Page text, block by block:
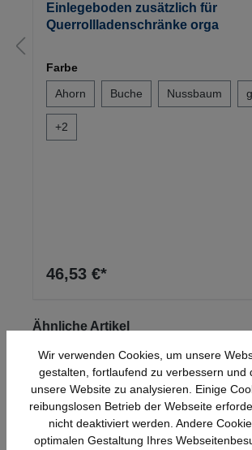
Einlegeboden zusätzlich für
Querrollladenschränke orga
Farbe
Ahorn
Buche Nussbaum
+2
46,53 €*
Produktgalerie überspringen
Ähnliche Artikel
Wir verwenden Cookies, um unsere
gestalten, fortlaufend zu verbessern und
unsere Website zu analysieren. Einige
reibungslosen Betrieb der Webseite
nicht deaktiviert werden. Andere
optimalen Gestaltung Ihres